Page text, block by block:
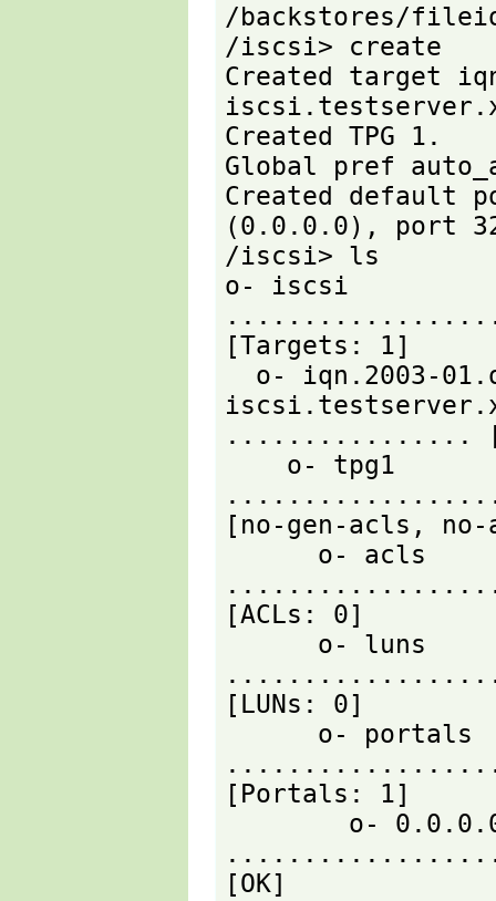
/backstores/
/iscsi> create
Created target
Created TPG 1.
Global pref
Created default
(0.0.0.0), port
/iscsi> ls
o- iscsi
[Targets: 1]
................
[no-gen-acls, no-
[ACLs: 0]
[LUNs: 0]
[Portals: 1]
[OK]